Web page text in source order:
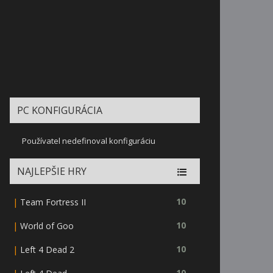
PC KONFIGURÁCIA
Používatel nedefinoval konfiguráciu
NAJLEPŠIE HRY
10
| Team Fortress II
10
| World of Goo
10
| Left 4 Dead 2